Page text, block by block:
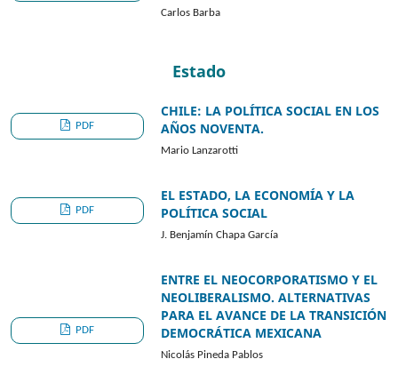
Carlos Barba
Estado
CHILE: LA POLÍTICA SOCIAL EN LOS
AÑOS NOVENTA.
Mario Lanzarotti
PDF
EL ESTADO, LA ECONOMÍA Y LA
POLÍTICA SOCIAL
J. Benjamín Chapa García
PDF
ENTRE EL NEOCORPORATISMO Y EL
NEOLIBERALISMO. ALTERNATIVAS
PARA EL AVANCE DE LA TRANSICIÓN
DEMOCRÁTICA MEXICANA
Nicolás Pineda Pablos
PDF